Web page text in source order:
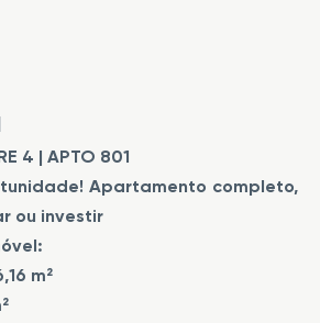
4 | APTO 801
Apartamento completo,
ou investir
m²